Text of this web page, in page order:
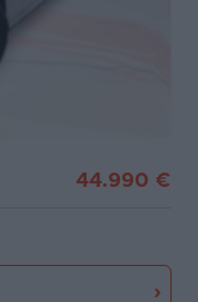
44.990 €